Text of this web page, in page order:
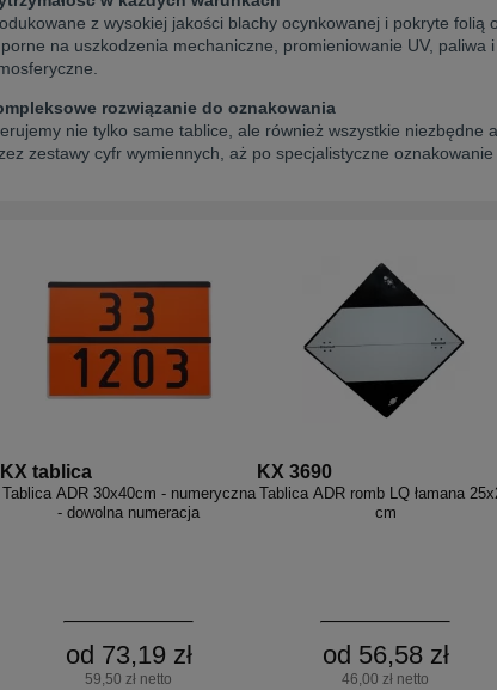
z wysokiej jakości blachy ocynkowanej i pokryte folią
na uszkodzenia mechaniczne, promieniowanie UV, paliwa
rozwiązanie do oznakowania
nie tylko same tablice, ale również wszystkie niezbędne
zestawy cyfr wymiennych, aż po specjalistyczne
KX tablica
Tablica ADR 30x40cm - numeryczna
- dowolna numeracja
od 73,19 zł
59,50 zł netto
KX 3690
Tablica ADR romb LQ łamana
cm
od 56,58 zł
46,00 zł netto